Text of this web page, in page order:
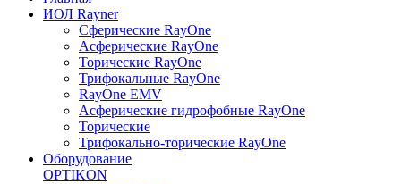
ИОЛ Rayner
Сферические RayOne
Асферические RayOne
Торические RayOne
Трифокальные RayOne
RayOne EMV
Асферические гидрофобные RayOne
Торические
Трифокально-торические RayOne
Оборудование
OPTIKON